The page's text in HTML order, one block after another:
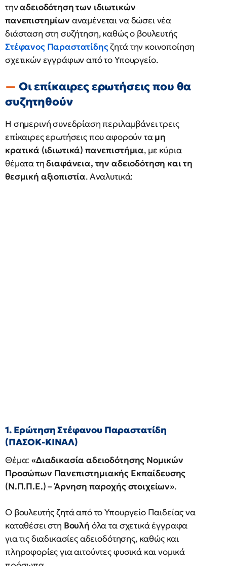
τηναδειοδότηση των ιδιωτικών
πανεπιστημίων αναμένεται να δώσει νέα
διάσταση στη συζήτηση, καθώς ο βουλευτής
Στέφανος Παραστατίδηςζητά την κοινοποίηση
σχετικών εγγράφων από το Υπουργείο.
Οι επίκαιρες ερωτήσεις που θα
συζητηθούν
Η σημερινή συνεδρίαση περιλαμβάνει τρεις
επίκαιρες ερωτήσεις που αφορούν ταμη
κρατικά (ιδιωτικά) πανεπιστήμια, με κύρια
θέματα τηδιαφάνεια, την αδειοδότηση και τη
θεσμική αξιοπιστία. Αναλυτικά:
1. Ερώτηση Στέφανου Παραστατίδη
(ΠΑΣΟΚ-ΚΙΝΑΛ)
Θέμα:«Διαδικασία αδειοδότησης Νομικών
Προσώπων Πανεπιστημιακής Εκπαίδευσης
(Ν.Π.Π.Ε.) – Άρνηση παροχής στοιχείων».
Ο βουλευτής ζητά από το Υπουργείο Παιδείας να
καταθέσει στη Βουλή όλα τα σχετικά έγγραφα
για τις διαδικασίες αδειοδότησης, καθώς και
πληροφορίες για αιτούντες φυσικά και νομικά